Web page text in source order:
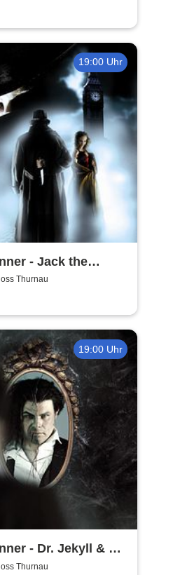
19:00 Uhr
- Jack the
Thurnau
19:00 Uhr
- Dr. Jekyll & Mr.
Thurnau